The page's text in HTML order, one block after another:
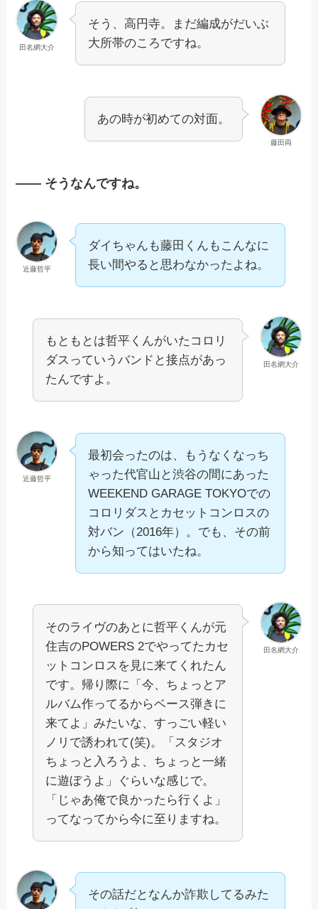
田名網大介
そう、高円寺。まだ編成がだいぶ
大所帯のころですね。
藤田両
あの時が初めての対面。
—— そうなんですね。
近藤哲平
ダイちゃんも藤田くんもこんなに
長い間やると思わなかったよね。
田名網大介
もともとは哲平くんがいたコロリ
ダスっていうバンドと接点があっ
たんですよ。
近藤哲平
最初会ったのは、もうなくなっち
ゃった代官山と渋谷の間にあった
WEEKEND GARAGE TOKYOでの
コロリダスとカセットコンロスの
対バン（2016年）。でも、その前
から知ってはいたね。
田名網大介
そのライヴのあとに哲平くんが元
住吉のPOWERS 2でやってたカセ
ットコンロスを見に来てくれたん
です。帰り際に「今、ちょっとア
ルバム作ってるからベース弾きに
来てよ」みたいな、すっごい軽い
ノリで誘われて(笑)。「スタジオ
ちょっと入ろうよ、ちょっと一緒
に遊ぼうよ」ぐらいな感じで。
「じゃあ俺で良かったら行くよ」
ってなってから今に至りますね。
その話だとなんか詐欺してるみた